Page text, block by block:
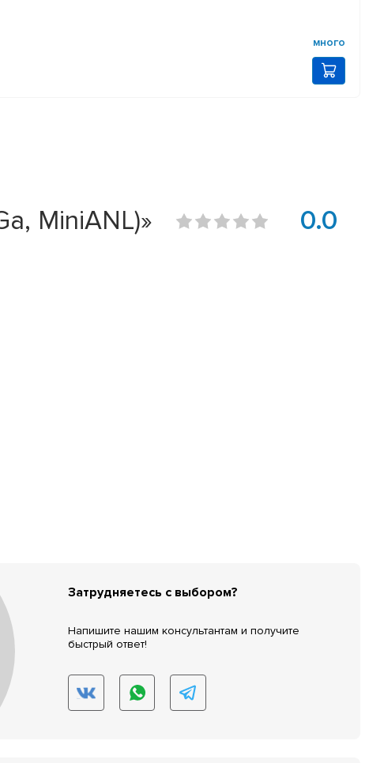
много
MiniANL)» 0.0
Затрудняетесь с выбором?
Напишите нашим консультантам и получите
быстрый ответ!